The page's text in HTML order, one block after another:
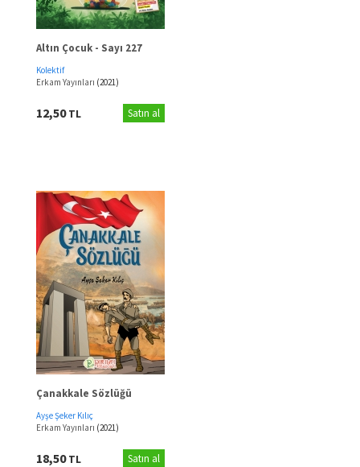
Altın Çocuk - Sayı 227
Kolektif
Erkam Yayınları (2021)
12,50TL Satın al
Çanakkale Sözlüğü
Ayşe Şeker Kılıç
Erkam Yayınları (2021)
18,50TL Satın al